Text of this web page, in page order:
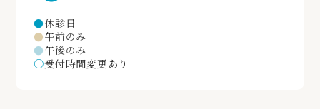
●休診日
●午前のみ
●午後のみ
○受付時間変更あり